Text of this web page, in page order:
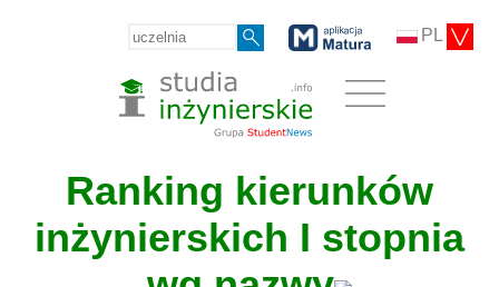
PL
Ranking kierunków
inżynierskich I stopnia